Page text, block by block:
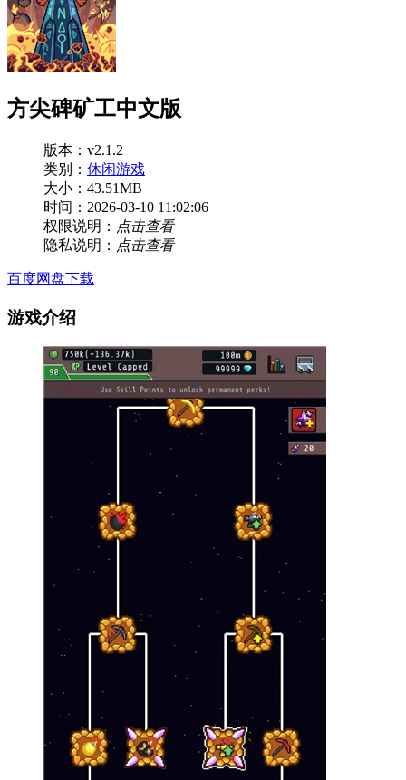
方尖碑矿工中文版
版本：v2.1.2
类别： 休闲游戏
大小：43.51MB
时间：2026-03-10 11:02:06
权限说明： 点击查看
隐私说明： 点击查看
百度网盘下载
游戏介绍